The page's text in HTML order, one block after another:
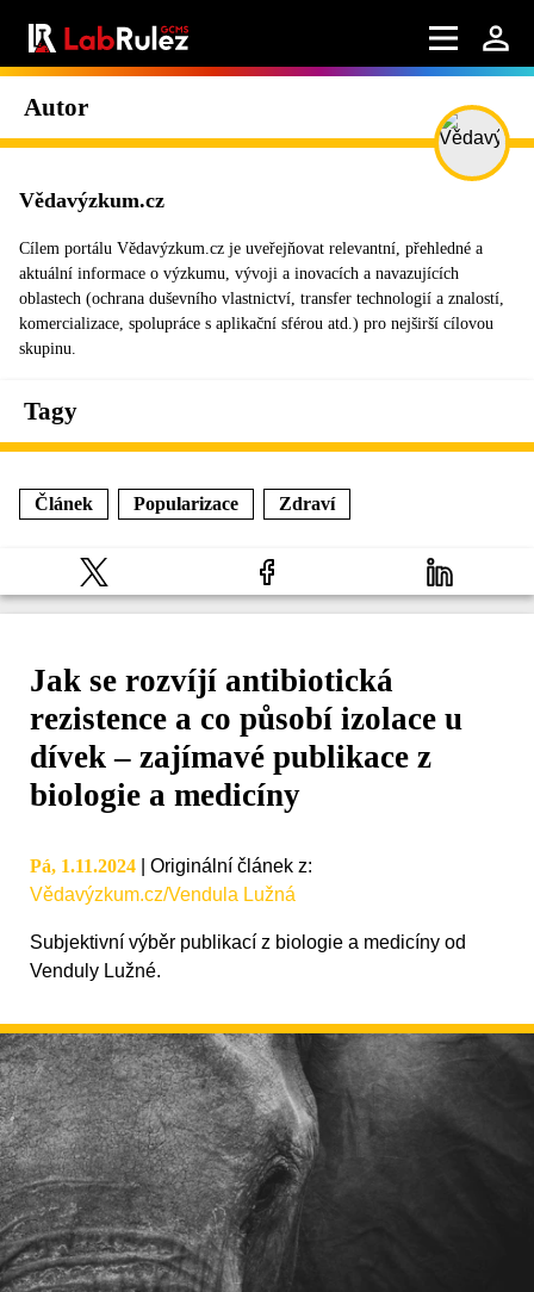
Autor
Vědavýzkum.cz
Cílem portálu Vědavýzkum.cz je uveřejňovat relevantní, přehledné a
aktuální informace o výzkumu, vývoji a inovacích a navazujících
oblastech (ochrana duševního vlastnictví, transfer technologií a znalostí,
komercializace, spolupráce s aplikační sférou atd.) pro nejširší cílovou
skupinu.
Tagy
Článek Popularizace Zdraví
Jak se rozvíjí antibiotická
rezistence a co působí izolace u
dívek – zajímavé publikace z
biologie a medicíny
Pá, 1.11.2024 Originální článek z:
Vědavýzkum.cz/Vendula Lužná
Subjektivní výběr publikací z biologie a medicíny od
Venduly Lužné.